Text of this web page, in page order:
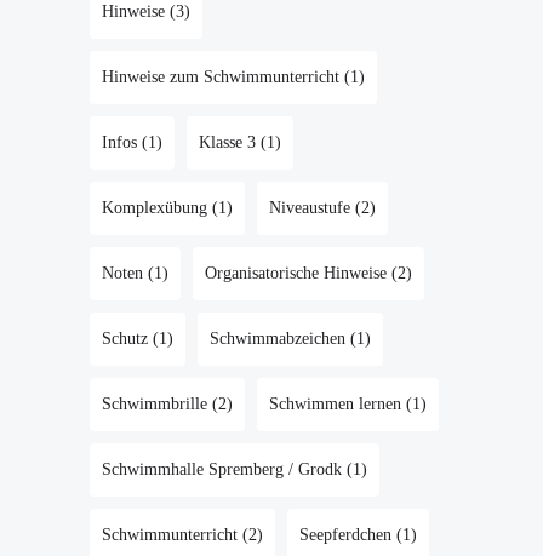
Hinweise (3)
Hinweise zum Schwimmunterricht (1)
Infos (1) Klasse 3 (1)
Komplexübung (1) Niveaustufe (2)
Noten (1) Organisatorische Hinweise (2)
Schutz (1) Schwimmabzeichen (1)
Schwimmbrille (2) Schwimmen lernen (1)
Schwimmhalle Spremberg / Grodk (1)
Schwimmunterricht (2) Seepferdchen (1)